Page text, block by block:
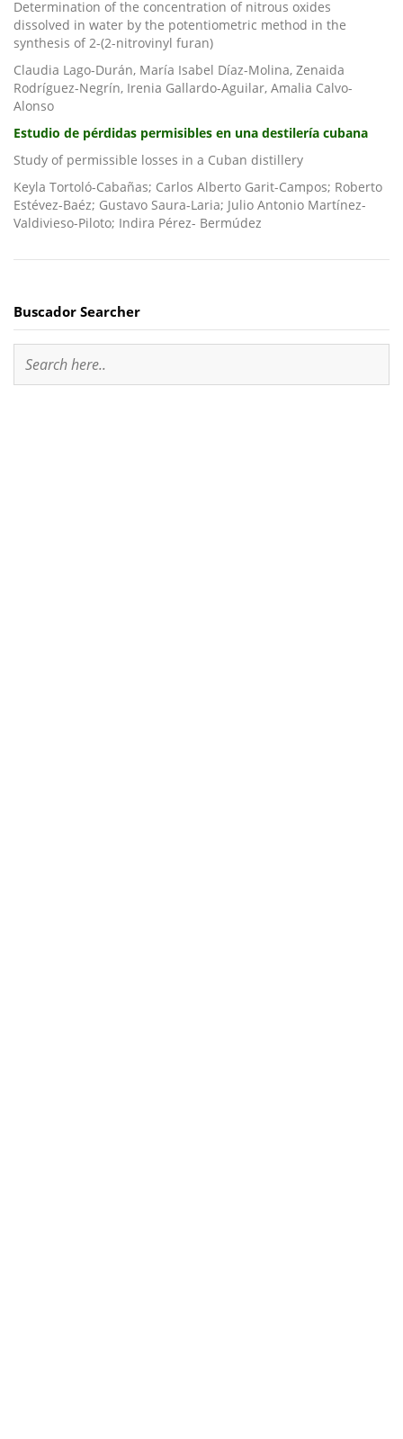
Determination of the concentration of nitrous oxides
dissolved in water by the potentiometric method in the
synthesis of 2-(2-nitrovinyl furan)
Claudia Lago-Durán, María Isabel Díaz-Molina, Zenaida
Rodríguez-Negrín, Irenia Gallardo-Aguilar, Amalia Calvo-
Alonso
Estudio de pérdidas permisibles en una destilería cubana
Study of permissible losses in a Cuban distillery
Keyla Tortoló-Cabañas; Carlos Alberto Garit-Campos; Roberto
Estévez-Baéz; Gustavo Saura-Laria; Julio Antonio Martínez-
Valdivieso-Piloto; Indira Pérez- Bermúdez
Buscador Searcher